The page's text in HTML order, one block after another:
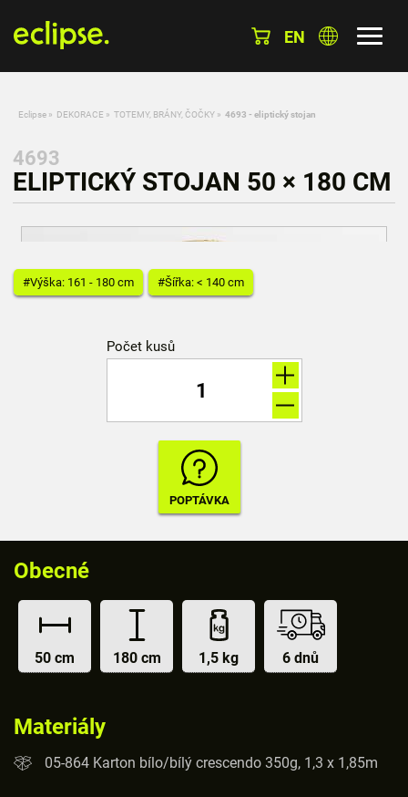
EN
Eclipse » DEKORACE » TOTEMY, BRÁNY, ČOČKY » 4693 - eliptický stojan
4693
ELIPTICKÝ STOJAN 50 × 180 CM
#Výška: 161 - 180 cm #Šířka: < 140 cm
Počet kusů
Obecné
50 cm 180 cm 1,5 kg 6 dnů
Materiály
05-864 Karton bílo/bílý crescendo 350g, 1,3 x 1,85m